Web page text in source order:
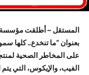
المستقل – أطلقت مؤسسة
بعنوان “ما تنخدع.. كلها
على المخاطر الصحية
الفيب، والإيكوس، التي يتم